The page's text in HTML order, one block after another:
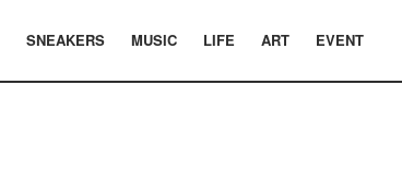
SNEAKERS MUSIC LIFE ART EVENT